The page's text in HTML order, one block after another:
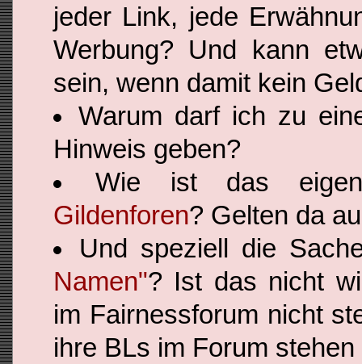
jeder Link, jede
Werbung? Und kann
sein, wenn damit kein
Warum darf ich zu
Hinweis geben?
Wie ist das
Gildenforen? Gelten da
Und speziell die
Namen"? Ist das nicht
im Fairnessforum nicht
ihre BLs im Forum